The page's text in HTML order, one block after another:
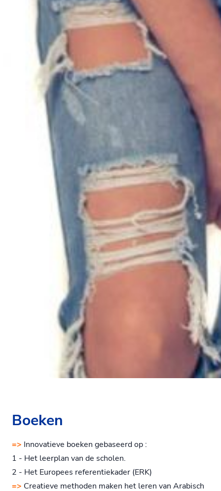
Boeken
=> Innovatieve boeken gebaseerd op :
1 - Het leerplan van de scholen.
2 - Het Europees referentiekader (ERK)
=> Creatieve methoden maken het leren van Arabisch